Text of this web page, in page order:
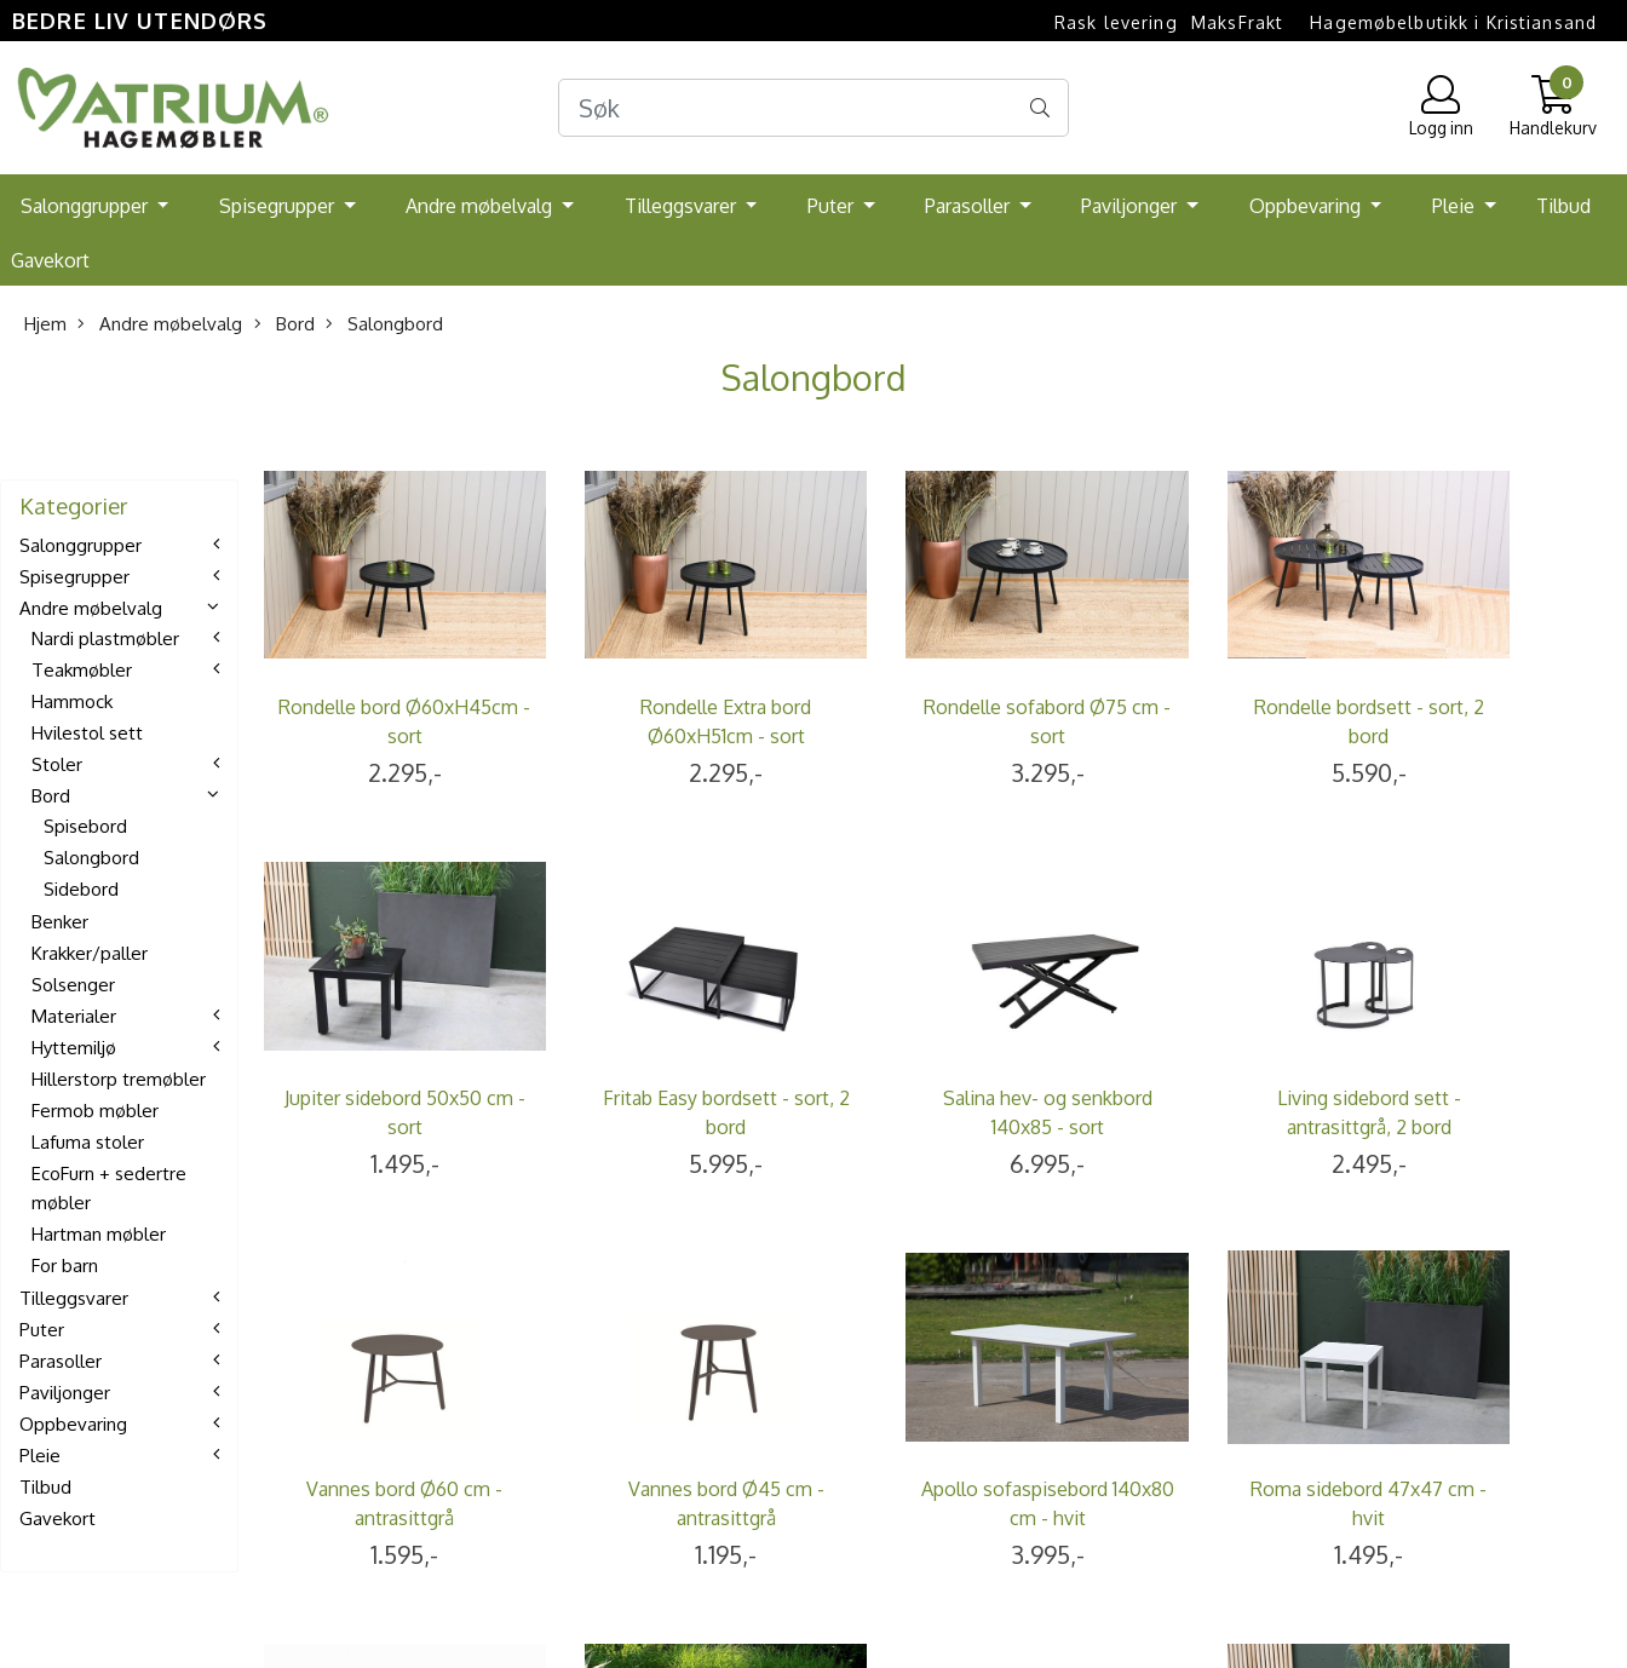
BEDRE LIV UTENDØRS Rask levering  MaksFrakt Hagemøbelbutikk i Kristiansand
Logg inn
0
Handlekurv
Salonggrupper Spisegrupper Andre møbelvalg Tilleggsvarer Puter Parasoller Paviljonger Oppbevaring Pleie Tilbud
Gavekort
Hjem Andre møbelvalg Bord Salongbord
Salongbord
Kategorier
Salonggrupper
Spisegrupper
Andre møbelvalg
Nardi plastmøbler
Teakmøbler
Hammock
Hvilestol sett
Stoler
Bord
Spisebord
Salongbord
Sidebord
Benker
Krakker/paller
Solsenger
Materialer
Hyttemiljø
Hillerstorp tremøbler
Fermob møbler
Lafuma stoler
EcoFurn + sedertre
møbler
Hartman møbler
For barn
Tilleggsvarer
Puter
Parasoller
Paviljonger
Oppbevaring
Pleie
Tilbud
Gavekort
Rondelle bord Ø60xH45cm -
sort
2.295,-
Rondelle Extra bord
Ø60xH51cm - sort
2.295,-
Rondelle sofabord Ø75 cm -
sort
3.295,-
Rondelle bordsett - sort, 2
bord
5.590,-
Jupiter sidebord 50x50 cm -
sort
1.495,-
Fritab Easy bordsett - sort, 2
bord
5.995,-
Salina hev- og senkbord
140x85 - sort
6.995,-
Living sidebord sett -
antrasittgrå, 2 bord
2.495,-
Vannes bord Ø60 cm -
antrasittgrå
1.595,-
Vannes bord Ø45 cm -
antrasittgrå
1.195,-
Apollo sofaspisebord 140x80
cm - hvit
3.995,-
Roma sidebord 47x47 cm -
hvit
1.495,-